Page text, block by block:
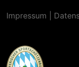
Impressum